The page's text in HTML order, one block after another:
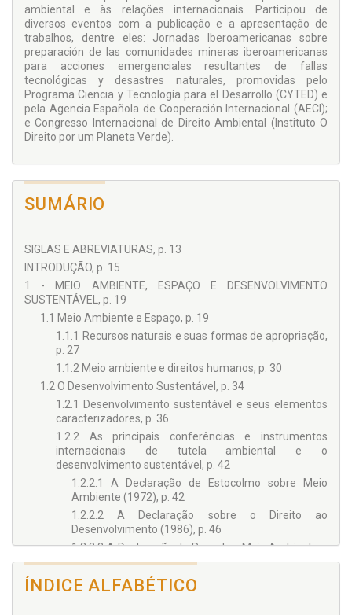
ambiental e às relações internacionais. Participou de
diversos eventos com a publicação e a apresentação de
trabalhos, dentre eles: Jornadas Iberoamericanas sobre
preparación de las comunidades mineras iberoamericanas
para acciones emergenciales resultantes de fallas
tecnológicas y desastres naturales, promovidas pelo
Programa Ciencia y Tecnología para el Desarrollo (CYTED) e
pela Agencia Española de Cooperación Internacional (AECI);
e Congresso Internacional de Direito Ambiental (Instituto O
Direito por um Planeta Verde).
SUMÁRIO
SIGLAS E ABREVIATURAS, p. 13
INTRODUÇÃO, p. 15
1 - MEIO AMBIENTE, ESPAÇO E DESENVOLVIMENTO
SUSTENTÁVEL, p. 19
1.1 Meio Ambiente e Espaço, p. 19
1.1.1 Recursos naturais e suas formas de apropriação,
p. 27
1.1.2 Meio ambiente e direitos humanos, p. 30
1.2 O Desenvolvimento Sustentável, p. 34
1.2.1 Desenvolvimento sustentável e seus elementos
caracterizadores, p. 36
1.2.2 As principais conferências e instrumentos
internacionais de tutela ambiental e o
desenvolvimento sustentável, p. 42
1.2.2.1 A Declaração de Estocolmo sobre Meio
Ambiente (1972), p. 42
1.2.2.2 A Declaração sobre o Direito ao
Desenvolvimento (1986), p. 46
1.2.2.3 A Declaração do Rio sobre Meio Ambiente e
Desenvolvimento e a Agenda 21 (1992), p. 48
1.2.2.4 Conferência Mundial sobre o
Desenvolvimento Sustentável - Johannesburgo
ÍNDICE ALFABÉTICO